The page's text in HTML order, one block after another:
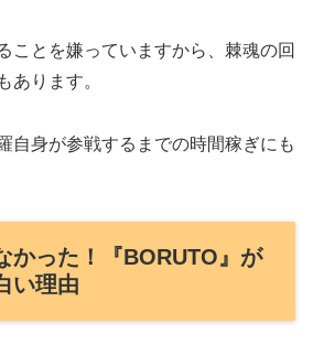
ことを嫌っていますから、棘魂の回
あります。
自身が参戦するまでの時間稼ぎにも
かった！『BORUTO』が
い理由